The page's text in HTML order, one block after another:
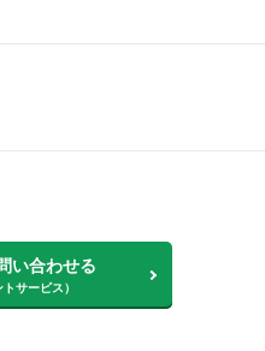
い合わせる
トサービス）